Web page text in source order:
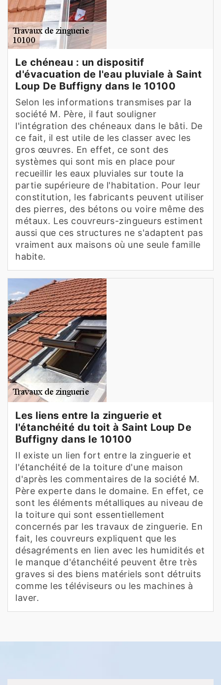
Le chéneau : un dispositif
d'évacuation de l'eau pluviale à Saint
Loup De Buffigny dans le 10100
Selon les informations transmises par la
société M. Père, il faut souligner
l'intégration des chéneaux dans le bâti. De
ce fait, il est utile de les classer avec les
gros œuvres. En effet, ce sont des
systèmes qui sont mis en place pour
recueillir les eaux pluviales sur toute la
partie supérieure de l'habitation. Pour leur
constitution, les fabricants peuvent utiliser
des pierres, des bétons ou voire même des
métaux. Les couvreurs-zingueurs estiment
aussi que ces structures ne s'adaptent pas
vraiment aux maisons où une seule famille
habite.
Les liens entre la zinguerie et
l'étanchéité du toit à Saint Loup De
Buffigny dans le 10100
Il existe un lien fort entre la zinguerie et
l'étanchéité de la toiture d'une maison
d'après les commentaires de la société M.
Père experte dans le domaine. En effet, ce
sont les éléments métalliques au niveau de
la toiture qui sont essentiellement
concernés par les travaux de zinguerie. En
fait, les couvreurs expliquent que les
désagréments en lien avec les humidités et
le manque d'étanchéité peuvent être très
graves si des biens matériels sont détruits
comme les téléviseurs ou les machines à
laver.